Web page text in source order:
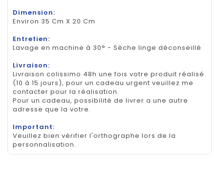
Dimension:
Environ 35 Cm X 20 Cm
Entretien:
Lavage en machine à 30° - Sèche linge déconseillé
Livraison:
Livraison colissimo 48h une fois votre produit réalisé
(10 à 15 jours), pour un cadeau urgent veuillez me
contacter pour la réalisation.
Pour un cadeau, possibilité de livrer a une autre
adresse que la votre.
Important:
Veuillez bien vérifier l'orthographe lors de la
personnalisation.